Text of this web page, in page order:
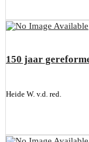
150 jaar
Heide W. v.d. red.